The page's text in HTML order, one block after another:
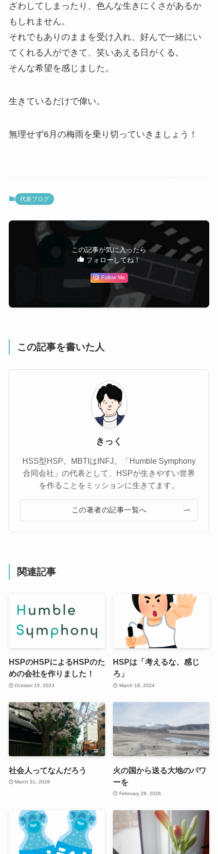
ざわしてしまったり、色んな生きにくさがあるか
もしれません。
それでもありのままを受け入れ、好んで一緒にい
てくれる人ができて、笑いあえる日がくる。
そんな希望を感じました。
生きているだけで偉い。
無理せず6月の梅雨を乗り切っていきましょう！
代表ブログ
この記事が気に入ったら
フォローしてね！
Follow Me
この記事を書いた人
きっく
HSS型HSP。MBTIはINFJ。「Humble Symphony
合同会社」の代表として、HSPが生きやすい世界
を作ることをミッションに生きてます。
この著者の記事一覧へ
関連記事
HSPのHSPによるHSPのた
めの会社を作りました！
October 15, 2023
HSPは「考えるな、感じ
ろ」
March 18, 2024
社会人ってなんだろう
March 31, 2026
火の国から送る大地のパワ
ーを
February 28, 2026